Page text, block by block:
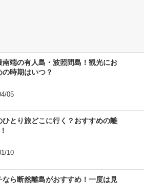
南端の有人島・波照間島！観光にお
の時期はいつ？
05
ひとり旅どこに行く？おすすめの離
10
なら断然離島がおすすめ！一度は見